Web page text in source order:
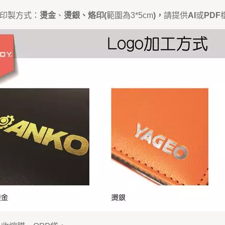
製方式： 燙金 、 燙銀、烙印(範圍為3*5cm)， 請提供AI 或PDF